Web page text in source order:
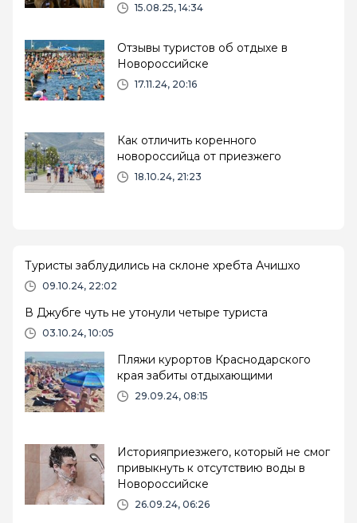
15.08.25, 14:34
Отзывы туристов об отдыхе в
Новороссийске
17.11.24, 20:16
Как отличить коренного
новороссийца от приезжего
18.10.24, 21:23
Туристы заблудились на склоне хребта Ачишхо
09.10.24, 22:02
В Джубге чуть не утонули четыре туриста
03.10.24, 10:05
Пляжи курортов Краснодарского
края забиты отдыхающими
29.09.24, 08:15
Историяприезжего, который не смог
привыкнуть к отсутствию воды в
Новороссийске
26.09.24, 06:26